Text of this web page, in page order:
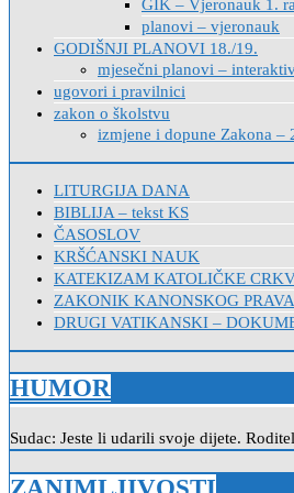
GIK – Vjeronauk 1.
planovi – vjeronauk
GODIŠNJI PLANOVI 18./19.
mjesečni planovi –
ugovori i pravilnici
zakon o školstvu
izmjene i dopune Zakona –
LITURGIJA DANA
BIBLIJA – tekst KS
ČASOSLOV
KRŠĆANSKI NAUK
KATEKIZAM KATOLIČKE
ZAKONIK KANONSKOG PRAVA
DRUGI VATIKANSKI –
HUMOR
Sudac: Jeste li udarili svoje dijete.